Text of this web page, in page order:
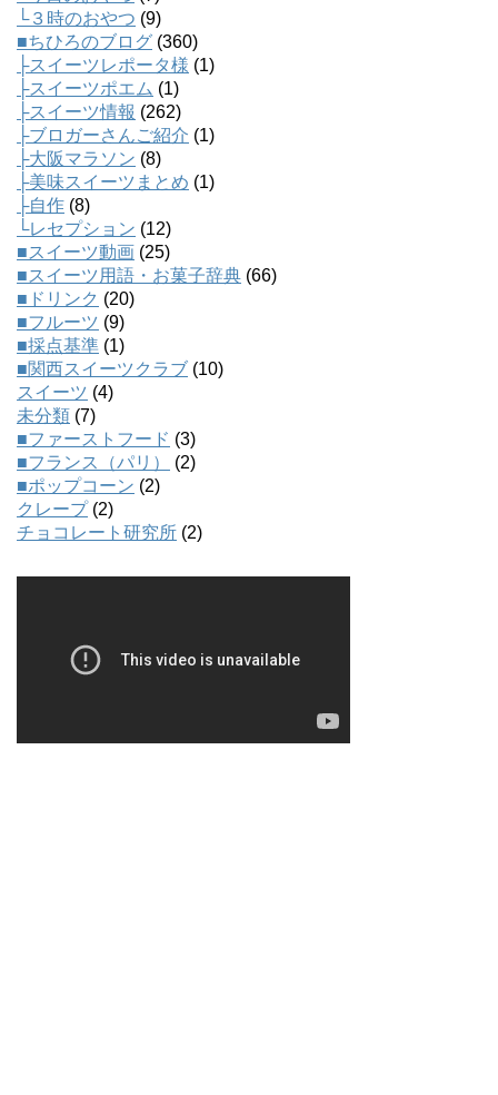
└３時のおやつ (9)
■ちひろのブログ (360)
├スイーツレポータ様 (1)
├スイーツポエム (1)
├スイーツ情報 (262)
├ブロガーさんご紹介 (1)
├大阪マラソン (8)
├美味スイーツまとめ (1)
├自作 (8)
└レセプション (12)
■スイーツ動画 (25)
■スイーツ用語・お菓子辞典 (66)
■ドリンク (20)
■フルーツ (9)
■採点基準 (1)
■関西スイーツクラブ (10)
スイーツ (4)
未分類 (7)
■ファーストフード (3)
■フランス（パリ）
(2)
■ポップコーン (2)
クレープ(2)
チョコレート研究所 (2)